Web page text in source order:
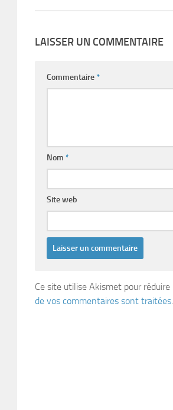
LAISSER UN COMMENTAIRE
Commentaire*
Nom *
Site web
Ce site utilise Akismet pour réduire
de vos commentaires sont traitées.